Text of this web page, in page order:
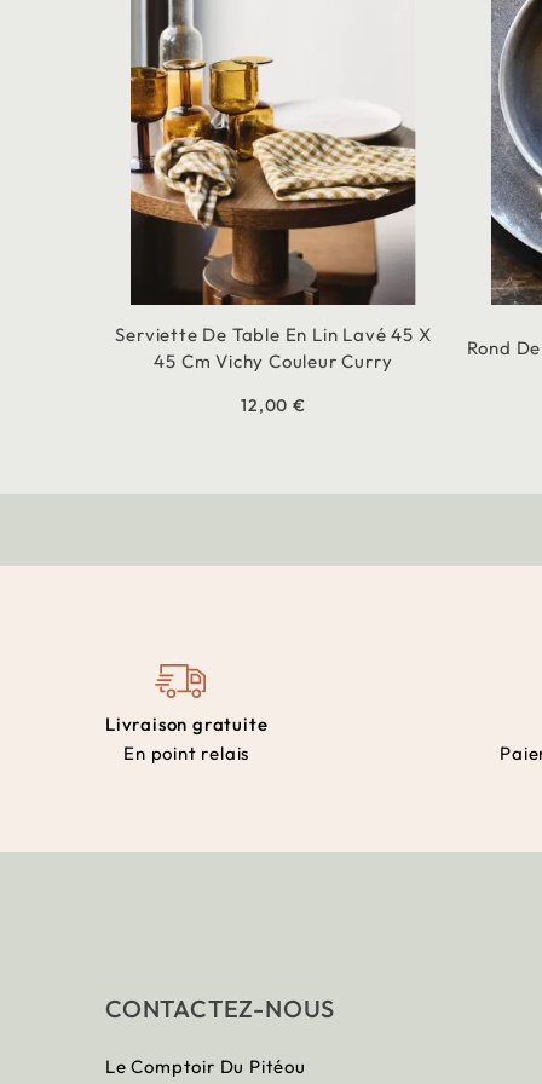
Serviette De Table En Lin Lavé 45 X
45 Cm Vichy Couleur Curry
12,00 €
Rond
Livraison gratuite
En point relais
CONTACTEZ-NOUS
Le Comptoir Du Pitéou